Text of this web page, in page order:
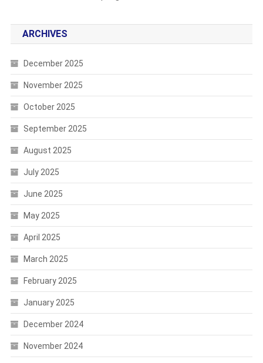
ARCHIVES
December 2025
November 2025
October 2025
September 2025
August 2025
July 2025
June 2025
May 2025
April 2025
March 2025
February 2025
January 2025
December 2024
November 2024